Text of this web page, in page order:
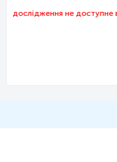
дослідження не доступне